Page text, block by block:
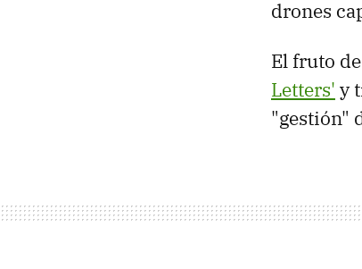
drones
El fruto
Letters' y
"gestión"